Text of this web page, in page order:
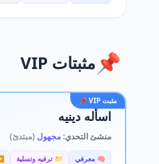
📌 مثبتات VIP
مثبت VIP 📌
اسأله دينيه
منشئ التحدي:مجهول (مبتدئ)
🧠 معرفي 📁 ترفيه وتسلية ▶️